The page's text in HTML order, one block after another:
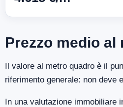
Prezzo medio
Il valore al metro quadro è il
riferimento generale: non deve
In una valutazione immobiliare